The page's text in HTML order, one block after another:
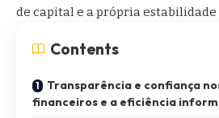
de capital e a própria estabilidade
Contents
Transparência e confiança
financeiros e a eficiência